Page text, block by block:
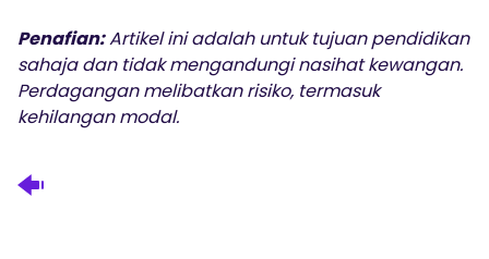
Penafian:Artikel ini adalah untuk tujuan pendidikan
sahaja dan tidak mengandungi nasihat kewangan.
Perdagangan melibatkan risiko, termasuk
kehilangan modal.